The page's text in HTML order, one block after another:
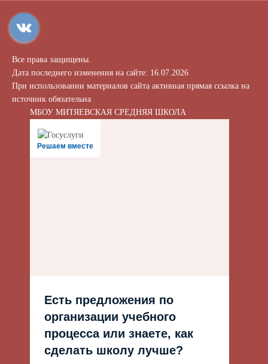
Все права защищены.
Дата последнего изменения на сайте: 16.07.2026
При использовании материалов сайта активная прямая ссылка на
источник обязательна
МБОУ МИТЯЕВСКАЯ СРЕДНЯЯ ШКОЛА
Решаем вместе
Есть предложения по
организации учебного
процесса или знаете, как
сделать школу лучше?